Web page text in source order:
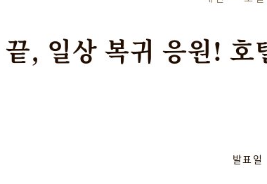
끝, 일상 복귀 응원! 호
발표일